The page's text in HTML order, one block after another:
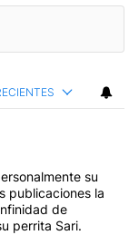
su
publicaciones la
de
perrita Sari.